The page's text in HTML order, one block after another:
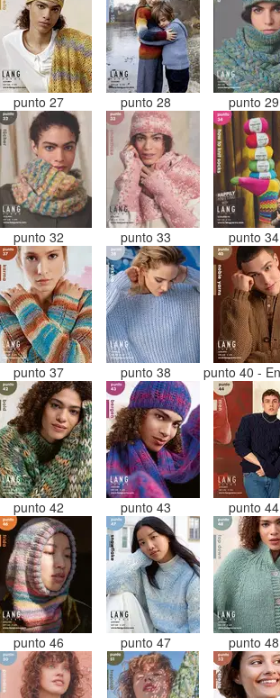
punto 27 punto 28 punto 29
punto 32 punto 33 punto 34
punto 37 punto 38 punto 40 -
punto 42 punto 43 punto 44
punto 46 punto 47 punto 48